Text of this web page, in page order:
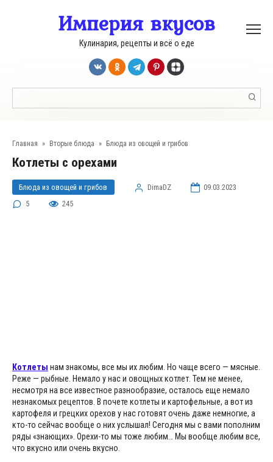
Империя вкусов
Кулинария, рецепты и всё о еде
Главная » Вторые блюда » Блюда из овощей и грибов
Котлеты с орехами
Блюда из овощей и грибов DimaDZ
09.03.2023
5
245
Котлеты нам знакомы, все мы их любим. Но чаще всего — мясные.
Реже — рыбные. Немало у нас и овощных котлет. Тем не менее,
несмотря на все известное разнообразие, осталось еще немало
незнакомых рецептов. В почете котлеты и картофельные, а вот из
картофеля и грецких орехов у нас готовят очень даже немногие, а
кто-то сейчас вообще о них услышал! Сегодня мы с вами пополним
ряды «знающих». Орехи-то мы тоже любим… Мы вообще любим все,
что вкусно или очень вкусно.